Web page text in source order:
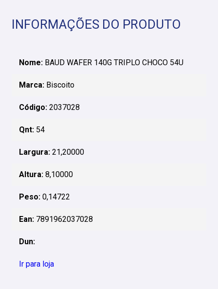
INFORMAÇÕES DO PRODUTO
Nome: BAUD WAFER 140G TRIPLO CHOCO 54U
Marca: Biscoito
Código: 2037028
Qnt: 54
Largura: 21,20000
Altura: 8,10000
Peso: 0,14722
Ean: 7891962037028
Dun:
Ir para loja